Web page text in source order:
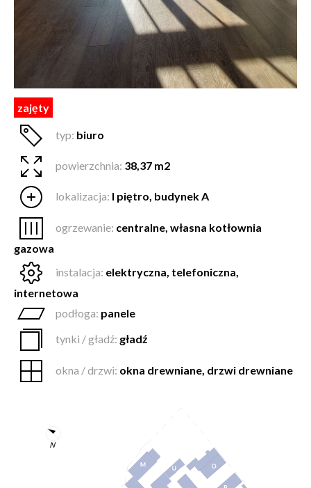
zajęty
typ: biuro
powierzchnia: 38,37 m2
lokalizacja: I piętro, budynek A
ogrzewanie: centralne, własna kotłownia
gazowa
instalacja: elektryczna, telefoniczna,
internetowa
podłoga: panele
tynki / gładź: gładź
okna / drzwi: okna drewniane, drzwi drewniane